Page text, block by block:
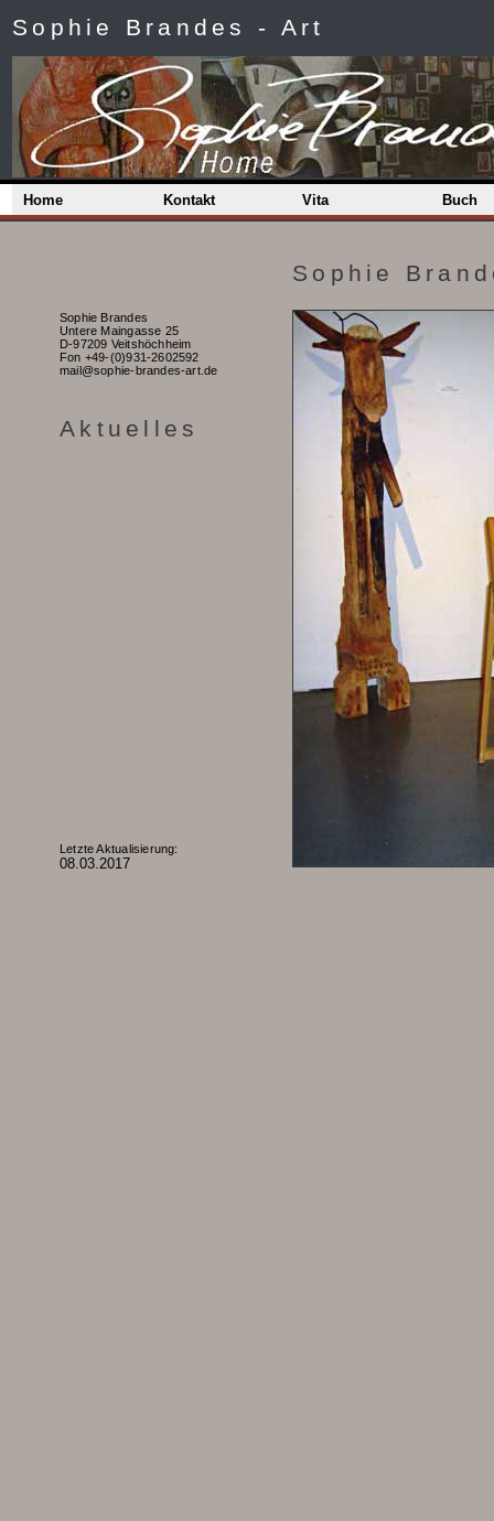
Sophie Brandes - Art
Home Kontakt Vita Buch
Sophie Brandes
Untere Maingasse 25
D-97209 Veitshöchheim
Fon +49-(0)931-2602592
mail@sophie-brandes-art.de
Aktuelles
Letzte Aktualisierung:
08.03.2017
Sophie